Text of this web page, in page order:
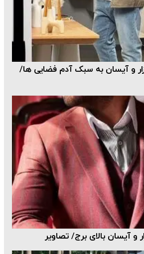
و آیسان به سبک آدم فضایی ها/
و آیسان بالای برج/ تصاویر